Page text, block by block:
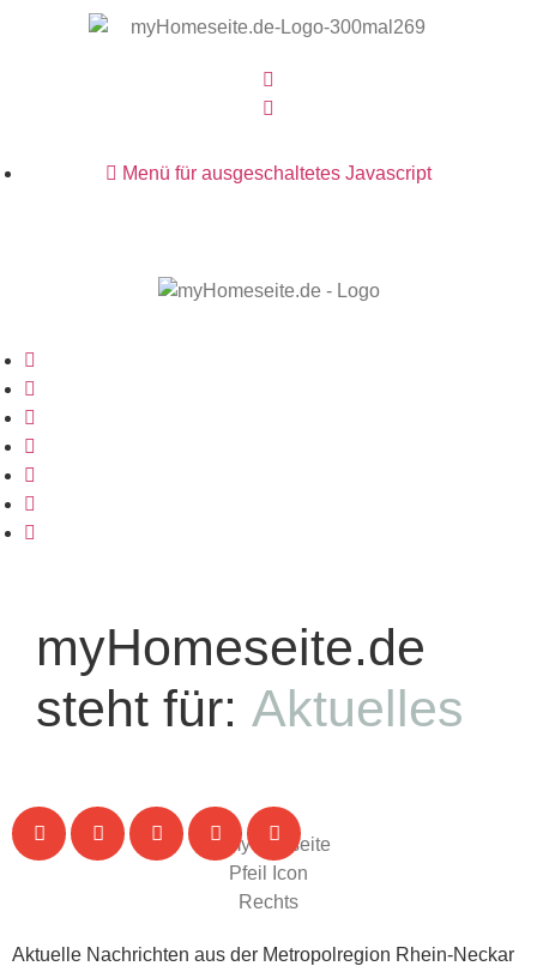
Menü für ausgeschaltetes Javascript
myHomeseite.de
steht für: Aktuelles
Aktuelle Nachrichten aus der Metropolregion Rhein-Neckar